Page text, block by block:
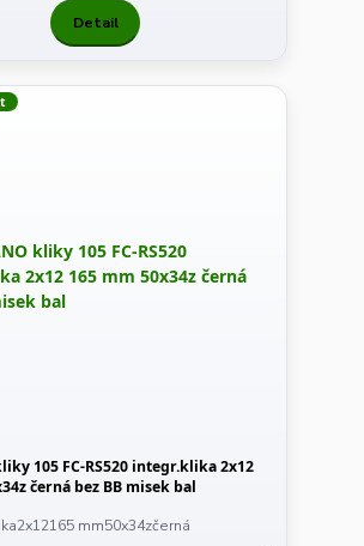
Detail
105 FC-RS520 integr.klika 2x12
černá bez BB misek bal
mm50x34zčerná